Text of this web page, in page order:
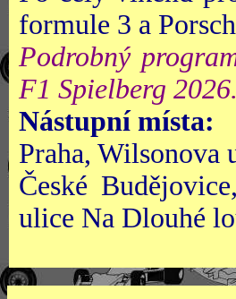
formule 3 a
Podrobný
F1 Spielberg 2026.
Nástupní místa:
Praha,
České
ulice Na Dlouhé